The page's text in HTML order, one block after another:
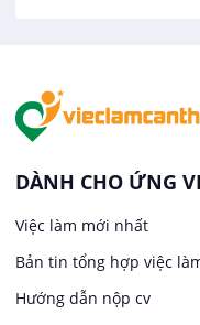
In ấn / Xuất bản
Kế toán
Lái xe
Lao Động Phổ Thông
Việc làm tại An Bình
Việc làm tại Long Tuyền
Việc làm tại Hưng Phú
DÀNH CHO ỨNG
Việc làm mới nhất
Bản tin tổng hợp việc
Hướng dẫn nộp cv